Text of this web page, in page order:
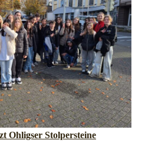
Ohligser Stolpersteine